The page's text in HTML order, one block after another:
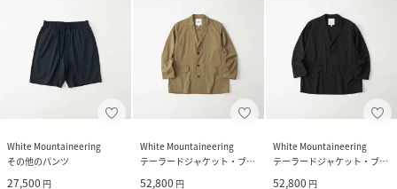
White Mountaineering
その他のパンツ
27,500 円
White Mountaineering
テーラードジャケット・ブレザー
52,800 円
White Mountaineering
テーラードジャケット・ブレザー
52,800 円